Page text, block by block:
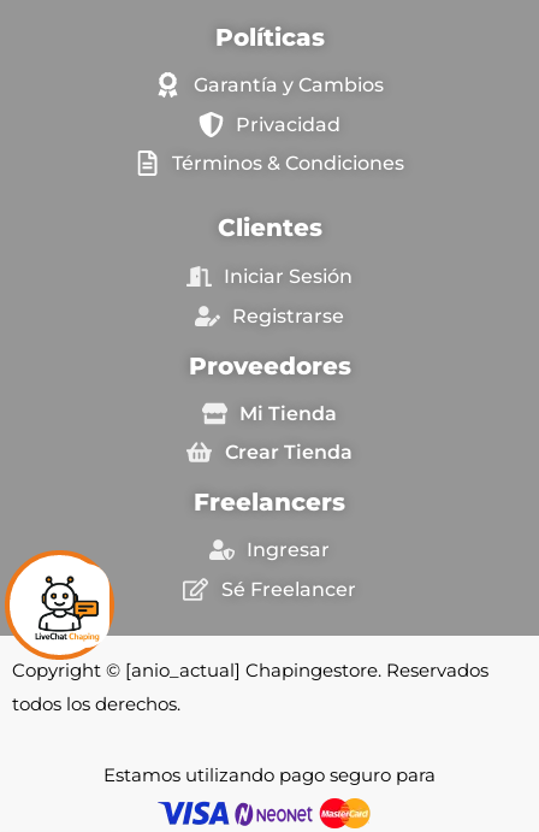
Políticas
Garantía y Cambios
Privacidad
Términos & Condiciones
Clientes
Iniciar Sesión
Registrarse
Proveedores
Mi Tienda
Crear Tienda
Freelancers
Ingresar
Sé Freelancer
Copyright © [anio_actual] Chapingestore. Reservados
todos los derechos.
Estamos utilizando pago seguro para